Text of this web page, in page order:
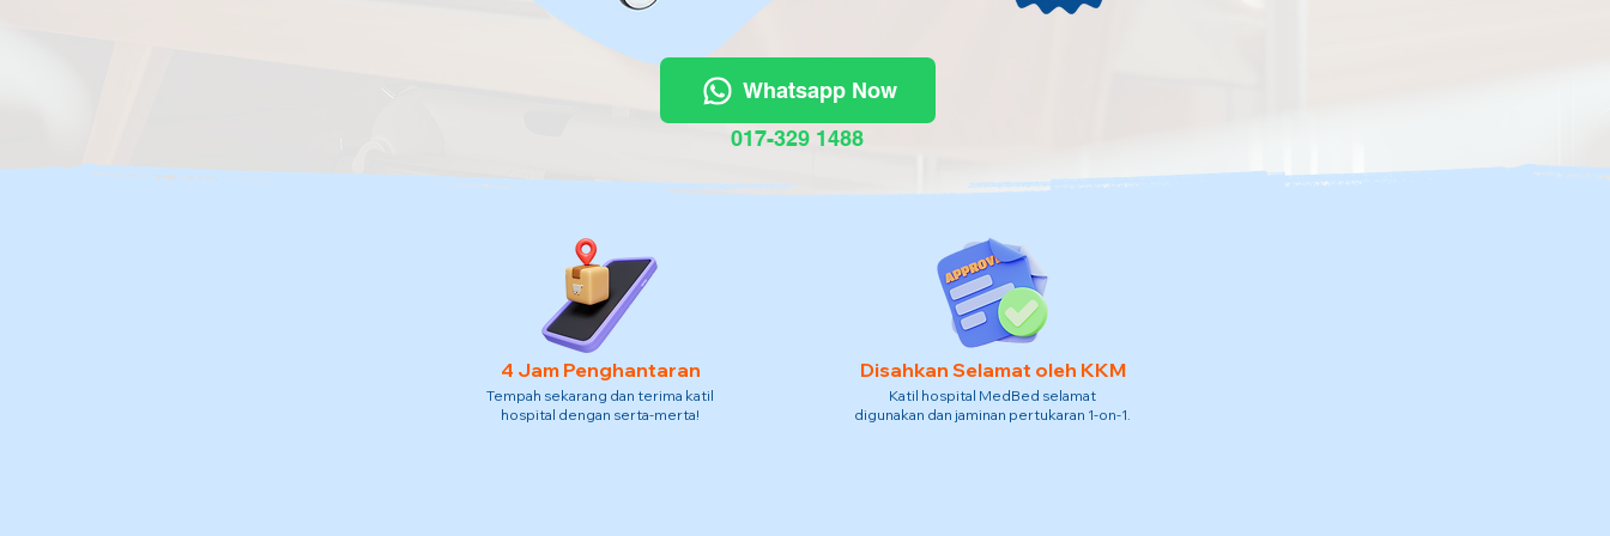
Whatsapp Now
017-329 1488
4 Jam Penghantaran
Tempah sekarang dan terima katil
hospital dengan serta-merta!
Disahkan Selamat oleh KKM
Katil hospital MedBed selamat
digunakan dan jaminan pertukaran 1-on-1.